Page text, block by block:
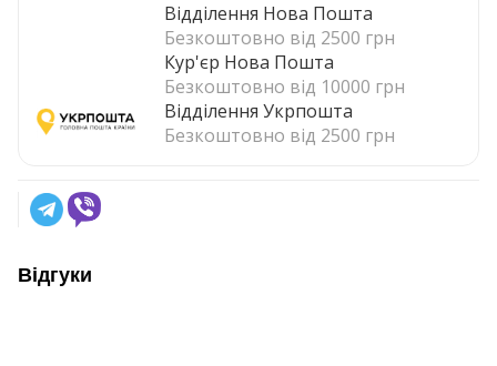
Відділення Нова Пошта
Безкоштовно від 2500 грн
Кур'єр Нова Пошта
Безкоштовно від 10000 грн
Відділення Укрпошта
Безкоштовно від 2500 грн
Відгуки